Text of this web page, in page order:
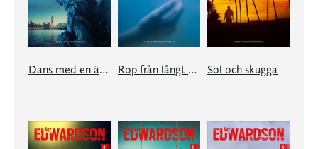
Dans med en ängel Rop från långt avstånd Sol och skugga